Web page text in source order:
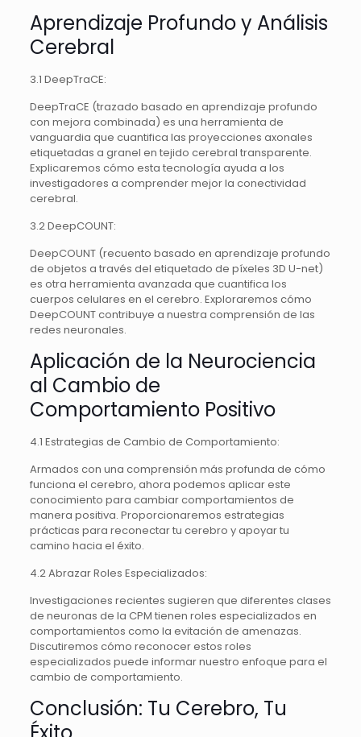
Aprendizaje Profundo y Análisis
Cerebral
3.1 DeepTraCE:
DeepTraCE (trazado basado en aprendizaje profundo
con mejora combinada) es una herramienta de
vanguardia que cuantifica las proyecciones axonales
etiquetadas a granel en tejido cerebral transparente.
Explicaremos cómo esta tecnología ayuda a los
investigadores a comprender mejor la conectividad
cerebral.
3.2 DeepCOUNT:
DeepCOUNT (recuento basado en aprendizaje profundo
de objetos a través del etiquetado de píxeles 3D U-net)
es otra herramienta avanzada que cuantifica los
cuerpos celulares en el cerebro. Exploraremos cómo
DeepCOUNT contribuye a nuestra comprensión de las
redes neuronales.
Aplicación de la Neurociencia
al Cambio de
Comportamiento Positivo
4.1 Estrategias de Cambio de Comportamiento:
Armados con una comprensión más profunda de cómo
funciona el cerebro, ahora podemos aplicar este
conocimiento para cambiar comportamientos de
manera positiva. Proporcionaremos estrategias
prácticas para reconectar tu cerebro y apoyar tu
camino hacia el éxito.
4.2 Abrazar Roles Especializados:
Investigaciones recientes sugieren que diferentes clases
de neuronas de la CPM tienen roles especializados en
comportamientos como la evitación de amenazas.
Discutiremos cómo reconocer estos roles
especializados puede informar nuestro enfoque para el
cambio de comportamiento.
Conclusión: Tu Cerebro, Tu